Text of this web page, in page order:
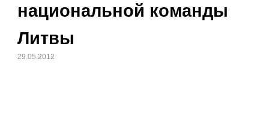
национальной команды
Литвы
29.05.2012